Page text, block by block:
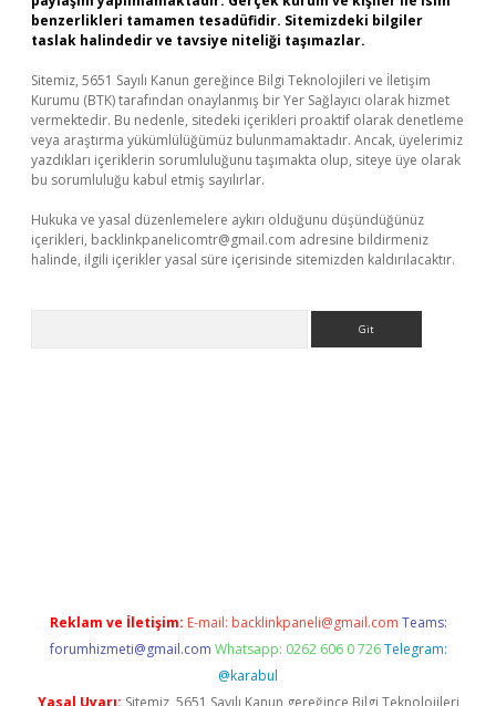
benzerlikleri tamamen tesadüfidir. Sitemizdeki bilgiler
taslak halindedir ve tavsiye niteliği taşımazlar.
Sitemiz, 5651 Sayılı Kanun gereğince Bilgi Teknolojileri ve İletişim
Kurumu (BTK) tarafından onaylanmış bir Yer Sağlayıcı olarak hizmet
vermektedir. Bu nedenle, sitedeki içerikleri proaktif olarak denetleme
veya araştırma yükümlülüğümüz bulunmamaktadır. Ancak, üyelerimiz
yazdıkları içeriklerin sorumluluğunu taşımakta olup, siteye üye olarak
bu sorumluluğu kabul etmiş sayılırlar.
Hukuka ve yasal düzenlemelere aykırı olduğunu düşündüğünüz
içerikleri, backlinkpanelicomtr@gmail.com adresine bildirmeniz
halinde, ilgili içerikler yasal süre içerisinde sitemizden kaldırılacaktır.
Reklam ve İletişim: E-mail: backlinkpaneli@gmail.com Teams:
forumhizmeti@gmail.com Whatsapp: 0262 606 0 726 Telegram:
@karabul
Yasal Uyarı: Sitemiz, 5651 Sayılı Kanun gereğince Bilgi Teknolojileri